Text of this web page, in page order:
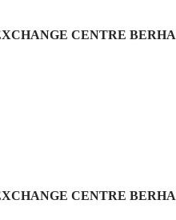
CENTRE
CENTRE